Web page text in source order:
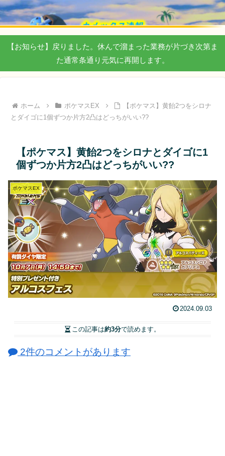
【お知らせ】戻りました。休んで溜まった業務が片づき次第ま
た通常条通り元気に再開します。
ホーム ポケマスEX
【ポケマス】黄飴2つをシロナ
とダイゴに1個ずつか片方2凸はどっちがいい??
【ポケマス】黄飴2つをシロナとダイゴに1
個ずつか片方2凸はどっちがいい??
ポケマスEX
2024.09.03
この記事は約3分で読めます。
2件のコメントがあります